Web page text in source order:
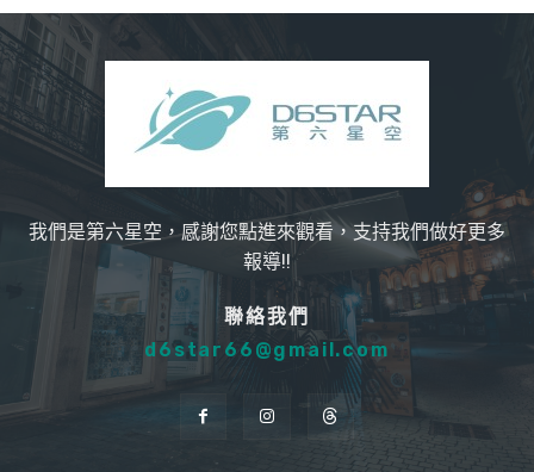
我們是第六星空，感謝您點進來觀看，支持我們做好更多
報導!!
聯絡我們
d6star66@gmail.com